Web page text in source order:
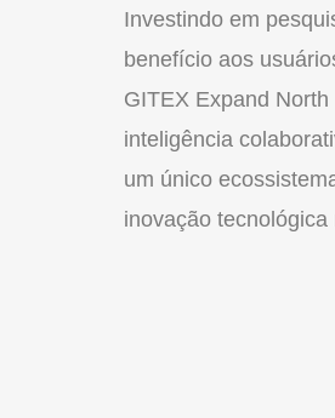
Investindo em
benefício aos
GITEX Expand
inteligência
um único
inovação